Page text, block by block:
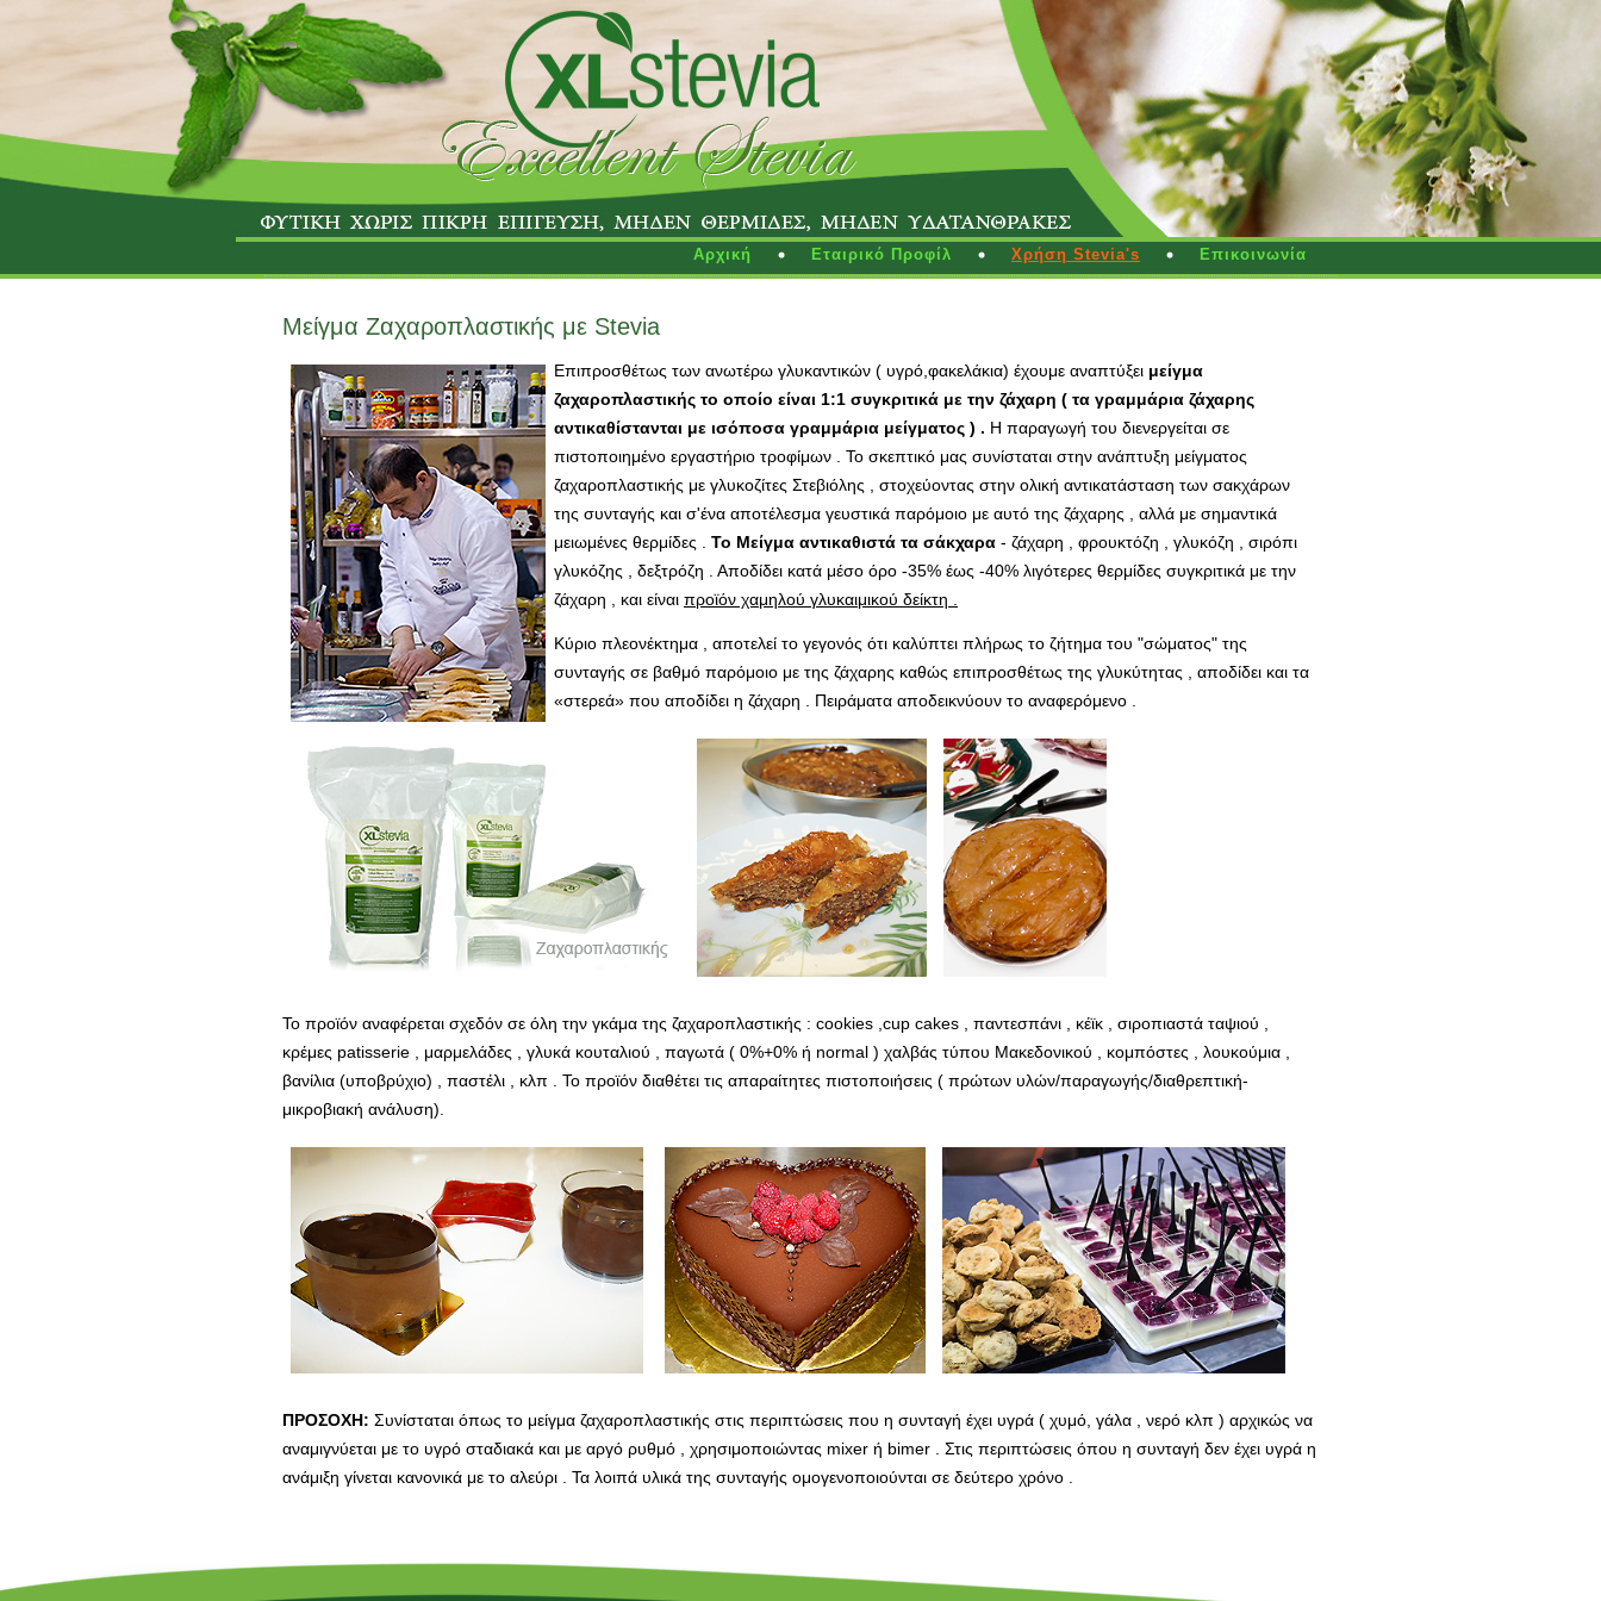
Αρχική Εταιρικό Προφίλ Χρήση Stevia's Επικοινωνία
Μείγμα Ζαχαροπλαστικής με Stevia
Επιπροσθέτως των ανωτέρω γλυκαντικών ( υγρό,φακελάκια) έχουμε αναπτύξει μείγμα
ζαχαροπλαστικής το οποίο είναι 1:1 συγκριτικά με την ζάχαρη ( τα γραμμάρια ζάχαρης
αντικαθίστανται με ισόποσα γραμμάρια μείγματος ) . Η παραγωγή του διενεργείται σε
πιστοποιημένο εργαστήριο τροφίμων . Το σκεπτικό μας συνίσταται στην ανάπτυξη μείγματος
ζαχαροπλαστικής με γλυκοζίτες Στεβιόλης , στοχεύοντας στην ολική αντικατάσταση των σακχάρων
της συνταγής και σ'ένα αποτέλεσμα γευστικά παρόμοιο με αυτό της ζάχαρης , αλλά με σημαντικά
μειωμένες θερμίδες .
Το Μείγμα αντικαθιστά τα σάκχαρα - ζάχαρη , φρουκτόζη , γλυκόζη , σιρόπι
γλυκόζης , δεξτρόζη . Αποδίδει κατά μέσο όρο -35% έως -40% λιγότερες θερμίδες συγκριτικά με την
ζάχαρη , και είναι προϊόν χαμηλού γλυκαιμικού δείκτη .
Κύριο πλεονέκτημα , αποτελεί το γεγονός ότι καλύπτει πλήρως το ζήτημα του "σώματος" της
συνταγής σε βαθμό παρόμοιο με της ζάχαρης καθώς επιπροσθέτως της γλυκύτητας , αποδίδει και τα
«στερεά» που αποδίδει η ζάχαρη . Πειράματα αποδεικνύουν το αναφερόμενο .
Το προϊόν αναφέρεται σχεδόν σε όλη την γκάμα της ζαχαροπλαστικής : cookies ,cup cakes , παντεσπάνι , κέϊκ , σιροπιαστά ταψιού ,
κρέμες patisserie , μαρμελάδες , γλυκά κουταλιού , παγωτά ( 0%+0% ή normal ) χαλβάς τύπου Μακεδονικού , κομπόστες , λουκούμια ,
βανίλια (υποβρύχιο) , παστέλι , κλπ . Το προϊόν διαθέτει τις απαραίτητες πιστοποιήσεις ( πρώτων υλών/παραγωγής/διαθρεπτική-
μικροβιακή ανάλυση).
ΠΡΟΣΟΧΗ: Συνίσταται όπως το μείγμα ζαχαροπλαστικής στις περιπτώσεις που η συνταγή έχει υγρά ( χυμό, γάλα , νερό κλπ ) αρχικώς να
αναμιγνύεται με το υγρό σταδιακά και με αργό ρυθμό , χρησιμοποιώντας mixer ή bimer . Στις περιπτώσεις όπου η συνταγή δεν έχει υγρά η
ανάμιξη γίνεται κανονικά με το αλεύρι . Τα λοιπά υλικά της συνταγής ομογενοποιούνται σε δεύτερο χρόνο .